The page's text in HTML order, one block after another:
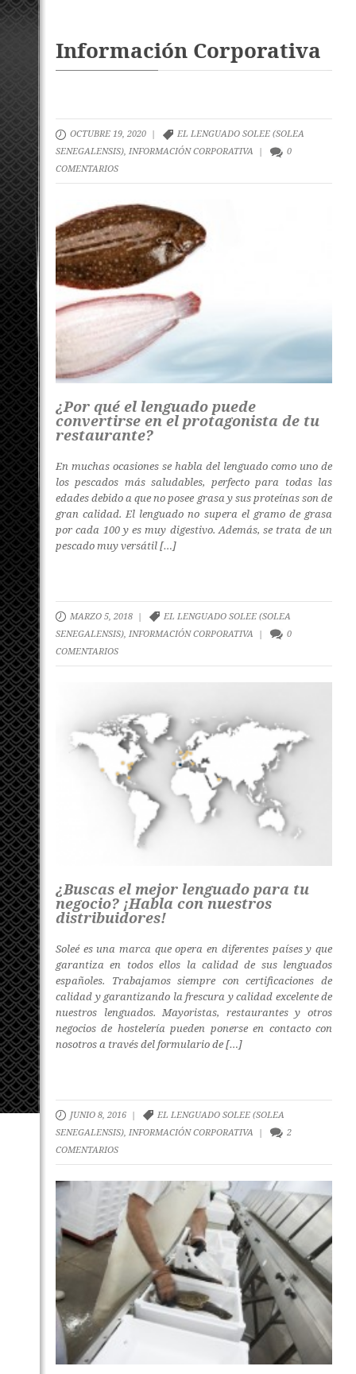
Información Corporativa
OCTUBRE 19, 2020 |
EL LENGUADO SOLEE (SOLEA
SENEGALENSIS), INFORMACIÓN CORPORATIVA |
0
COMENTARIOS
¿Por qué el lenguado puede
convertirse en el protagonista de tu
restaurante?
En muchas ocasiones se habla del lenguado como uno de
los pescados más saludables, perfecto para todas las
edades debido a que no posee grasa y sus proteínas son de
gran calidad. El lenguado no supera el gramo de grasa
por cada 100 y es muy digestivo. Además, se trata de un
pescado muy versátil […]
MARZO 5, 2018 |
EL LENGUADO SOLEE (SOLEA
SENEGALENSIS) INFORMACIÓN CORPORATIVA |
0
COMENTARIOS
¿Buscas el mejor lenguado para tu
negocio? ¡Habla con nuestros
distribuidores!
Soleé es una marca que opera en diferentes países y que
garantiza en todos ellos la calidad de sus lenguados
españoles. Trabajamos siempre con certificaciones de
calidad y garantizando la frescura y calidad excelente de
nuestros lenguados. Mayoristas, restaurantes y otros
negocios de hostelería pueden ponerse en contacto con
nosotros a través del formulario de […]
JUNIO 8, 2016 |
EL LENGUADO SOLEE (SOLEA
SENEGALENSIS) INFORMACIÓN CORPORATIVA |
2
COMENTARIOS